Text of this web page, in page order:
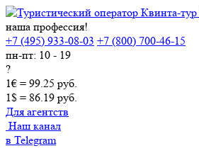
наша профессия!
+7 (495) 933-08-03 +7 (800) 700-46-15
пн-пт: 10 - 19
?
1€ = 99.25 руб.
1$ = 86.19 руб.
Для агентств
Наш канал
в Telegram